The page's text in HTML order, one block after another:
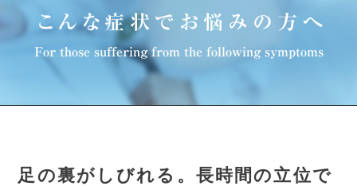
こんな症状でお悩みの方へ
For those suffering from the following symptoms
足の裏がしびれる。長時間の立位で